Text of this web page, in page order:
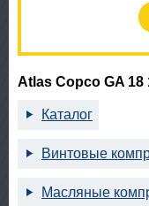
Atlas Copco GA 18
Каталог
Винтовые
Масляные